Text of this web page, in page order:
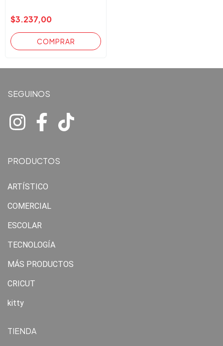
$3.237,00
SEGUINOS
PRODUCTOS
ARTÍSTICO
COMERCIAL
ESCOLAR
TECNOLOGÍA
MÁS PRODUCTOS
CRICUT
kitty
TIENDA